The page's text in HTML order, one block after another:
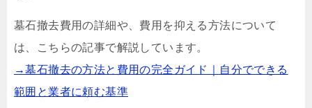
墓石撤去費用の詳細や、費用を抑える方法について
は、こちらの記事で解説しています。
→墓石撤去の方法と費用の完全ガイド｜自分でできる
範囲と業者に頼む基準